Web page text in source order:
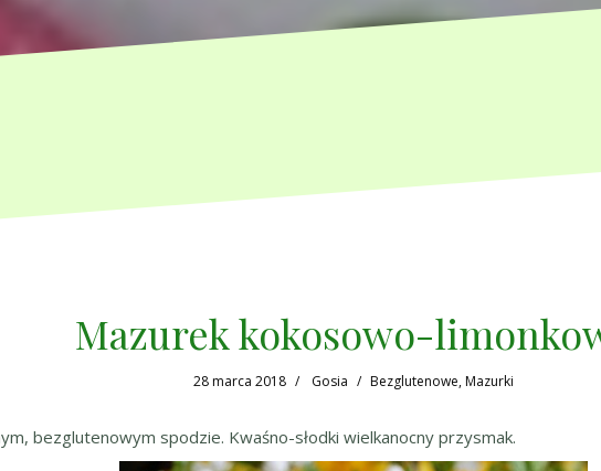
Mazurek kokosowo-
28 marca 2018 Gosia Bezglutenowe,Mazurki
bezglutenowym spodzie. Kwaśno-słodki wielkanocny przysmak.